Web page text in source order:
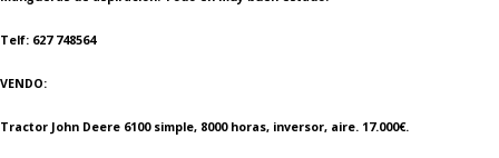
Telf: 627 748564
VENDO:
Tractor John Deere 6100 simple, 8000 horas, inversor, aire. 17.000€.